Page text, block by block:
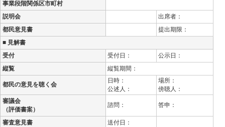
事業段階関係区市町村
説明会 出席者：
都民意見書 提出期限：
■ 見解書
受付 受付日： 公示日：
縦覧 縦覧期間：
都民の意見を聴く会
日時：
公述人：
場所：
傍聴人：
審議会
（評価書案）
諮問： 答申：
審査意見書 送付日：